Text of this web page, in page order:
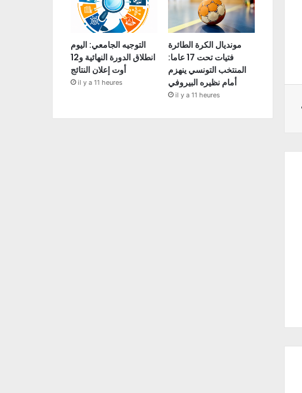
التوجيه الجامعي: اليوم
انطلاق الدورة النهائية و12
أوت إعلان النتائج
il y a 11 heures
مونديال الكرة الطائرة
فتيات تحت 17 عاما:
المنتخب التونسي ينهزم
أمام نظيره البيروفي
il y a 11 heures